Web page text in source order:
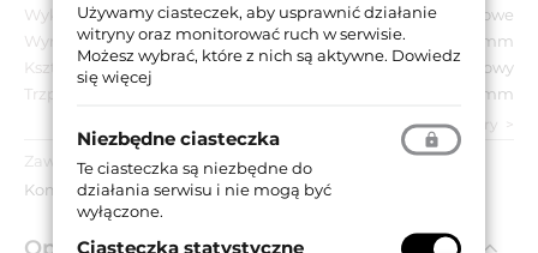
Wykończenie:
CS - chromowane matowe
Wymiar szyldu:
50x50 mm
Kształt szyldu:
Kwadratowy
Trzpień:
8 mm
zobacz wszystkie parametry
Zawartość opakowania:
Komplet gałek stałych, akcesoria montażowe.
Opis produktu
Używamy ciasteczek, aby usprawnić działanie
witryny oraz monitorować ruch w serwisie.
Możesz wybrać, które z nich są aktywne. Dowiedz
się więcej
Niezbędne ciasteczka
Te ciasteczka są niezbędne do
działania serwisu i nie mogą być
wyłączone.
Ciasteczka statystyczne